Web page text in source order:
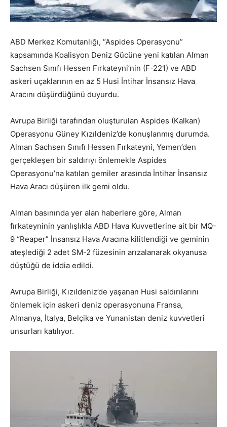
ABD Merkez Komutanlığı, “Aspides Operasyonu”
kapsamında Koalisyon Deniz Gücüne yeni katılan Alman
Sachsen Sınıfı Hessen Fırkateyni’nin (F-221) ve ABD
askeri uçaklarının en az 5 Husi İntihar İnsansız Hava
Aracını düşürdüğünü duyurdu.
Avrupa Birliği tarafından oluşturulan Aspides (Kalkan)
Operasyonu Güney Kızıldeniz’de konuşlanmış durumda.
Alman Sachsen Sınıfı Hessen Fırkateyni, Yemen’den
gerçekleşen bir saldırıyı önlemekle Aspides
Operasyonu’na katılan gemiler arasında İntihar İnsansız
Hava Aracı düşüren ilk gemi oldu.
Alman basınında yer alan haberlere göre, Alman
fırkateyninin yanlışlıkla ABD Hava Kuvvetlerine ait bir MQ-
9 “Reaper” İnsansız Hava Aracına kilitlendiği ve geminin
ateşlediği 2 adet SM-2 füzesinin arızalanarak okyanusa
düştüğü de iddia edildi.
Avrupa Birliği, Kızıldeniz’de yaşanan Husi saldırılarını
önlemek için askeri deniz operasyonuna Fransa,
Almanya, İtalya, Belçika ve Yunanistan deniz kuvvetleri
unsurları katılıyor.